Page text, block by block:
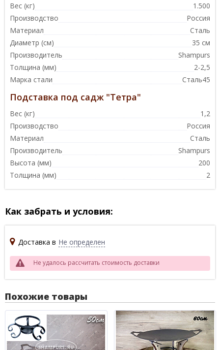
Вес (кг)
1.500
Производство
Россия
Материал
Сталь
Диаметр (см)
35 см
Производитель
Shampurs
Толщина (мм)
2-2,5
Марка стали
Сталь45
Подставка под садж "Тетра"
Вес (кг)
1,2
Производство
Россия
Материал
Сталь
Производитель
Shampurs
Высота (мм)
200
Толщина (мм)
2
Как забрать и условия:
Доставка в Не определен
Не удалось рассчитать стоимость доставки
Похожие товары